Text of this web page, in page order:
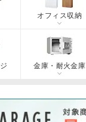
オフィス収納
金庫・耐火金庫